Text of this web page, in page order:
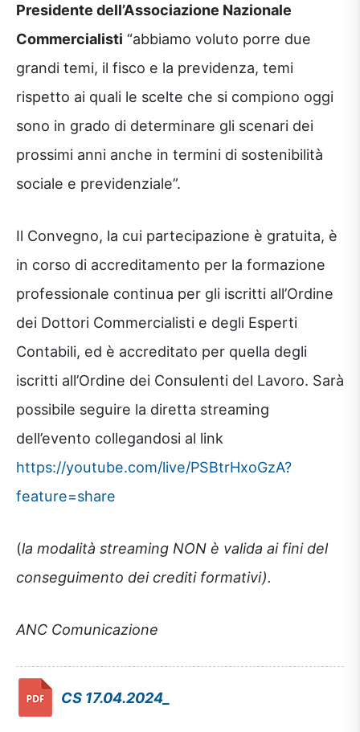
Presidente dell’Associazione Nazionale
Commercialisti “abbiamo voluto porre due
grandi temi, il fisco e la previdenza, temi
rispetto ai quali le scelte che si compiono oggi
sono in grado di determinare gli scenari dei
prossimi anni anche in termini di sostenibilità
sociale e previdenziale”.
Il Convegno, la cui partecipazione è gratuita, è
in corso di accreditamento per la formazione
professionale continua per gli iscritti all’Ordine
dei Dottori Commercialisti e degli Esperti
Contabili, ed è accreditato per quella degli
iscritti all’Ordine dei Consulenti del Lavoro. Sarà
possibile seguire la diretta streaming
dell’evento collegandosi al link
https://youtube.com/live/PSBtrHxoGzA?
feature=share
(la modalità streaming NON è valida ai fini del
conseguimento dei crediti formativi).
ANC Comunicazione
CS 17.04.2024_